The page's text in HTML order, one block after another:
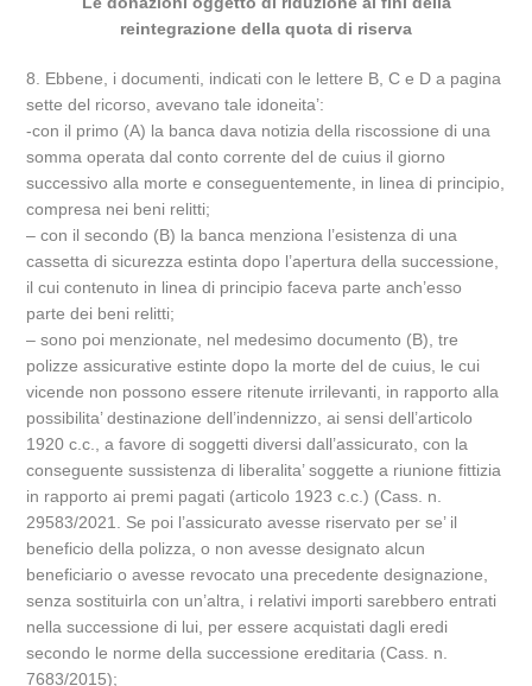
reintegrazione della quota di riserva
8. Ebbene, i documenti, indicati con le lettere B, C e D a pagina
sette del ricorso, avevano tale idoneita’:
-con il primo (A) la banca dava notizia della riscossione di una
somma operata dal conto corrente del de cuius il giorno
successivo alla morte e conseguentemente, in linea di principio,
compresa nei beni relitti;
– con il secondo (B) la banca menziona l’esistenza di una
cassetta di sicurezza estinta dopo l’apertura della successione,
il cui contenuto in linea di principio faceva parte anch’esso
parte dei beni relitti;
– sono poi menzionate, nel medesimo documento (B), tre
polizze assicurative estinte dopo la morte del de cuius, le cui
vicende non possono essere ritenute irrilevanti, in rapporto alla
possibilita’ destinazione dell’indennizzo, ai sensi dell’articolo
1920 c.c., a favore di soggetti diversi dall’assicurato, con la
conseguente sussistenza di liberalita’ soggette a riunione fittizia
in rapporto ai premi pagati (articolo 1923 c.c.) (Cass. n.
29583/2021. Se poi l’assicurato avesse riservato per se’ il
beneficio della polizza, o non avesse designato alcun
beneficiario o avesse revocato una precedente designazione,
senza sostituirla con un’altra, i relativi importi sarebbero entrati
nella successione di lui, per essere acquistati dagli eredi
secondo le norme della successione ereditaria (Cass. n.
7683/2015);